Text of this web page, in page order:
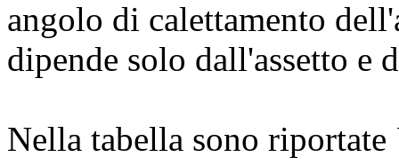
angolo di calettamento
dipende solo dall'assetto e
Nella tabella sono riportate